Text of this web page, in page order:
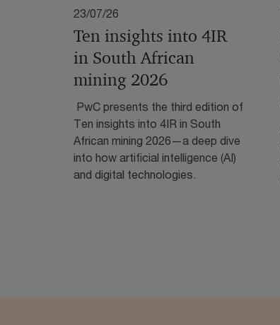
23/07/26
Ten insights into 4IR
in South African
mining 2026
PwC presents the third edition of
Ten insights into 4IR in South
African mining 2026—a deep dive
into how artificial intelligence (AI)
and digital technologies.